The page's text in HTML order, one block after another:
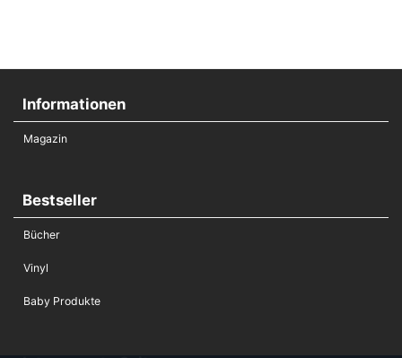
Informationen
Magazin
Bestseller
Bücher
Vinyl
Baby Produkte